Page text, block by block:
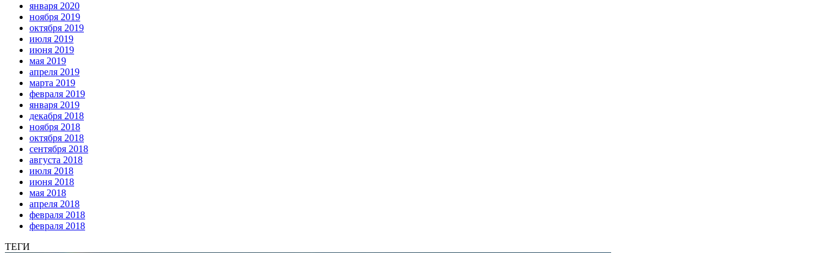
января 2020
ноября 2019
октября 2019
июля 2019
июня 2019
мая 2019
апреля 2019
марта 2019
февраля 2019
января 2019
декабря 2018
ноября 2018
октября 2018
сентября 2018
августа 2018
июля 2018
июня 2018
мая 2018
апреля 2018
февраля 2018
февраля 2018
ТЕГИ